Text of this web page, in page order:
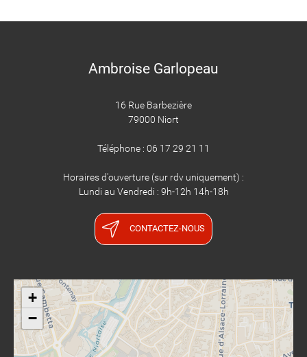
Ambroise Garlopeau
16 Rue Barbezière
79000 Niort
Téléphone : 06 17 29 21 11
Horaires d'ouverture (sur rdv uniquement) :
Lundi au Vendredi : 9h-12h 14h-18h
CONTACTEZ-NOUS
+
−